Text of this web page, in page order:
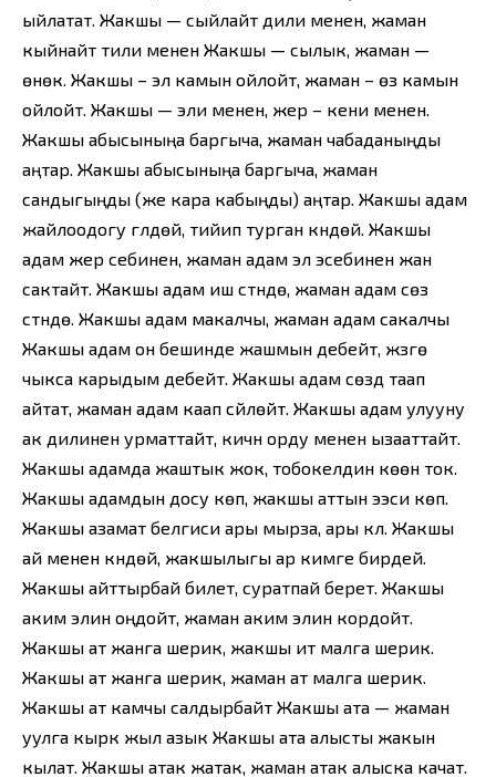
ыйлатат. Жакшы — сыйлайт дили менен, жаман
кыйнайт тили менен Жакшы — сылык, жаман —
өнөк. Жакшы – эл камын ойлойт, жаман – өз камын
ойлойт. Жакшы — эли менен, жер – кени менен.
Жакшы абысыныңа баргыча, жаман чабаданыңды
аңтар. Жакшы абысыныңа баргыча, жаман
сандыгыңды (же кара кабыңды) аңтар. Жакшы адам
жайлоодогу гүлдөй, тийип турган күндөй. Жакшы
адам жер себинен, жаман адам эл эсебинен жан
сактайт. Жакшы адам иш үстүндө, жаман адам сөз
үстүндө. Жакшы адам макалчы, жаман адам сакалчы
Жакшы адам он бешинде жашмын дебейт, жүзгө
чыкса карыдым дебейт. Жакшы адам сөздү таап
айтат, жаман адам каап сүйлөйт. Жакшы адам улууну
ак дилинен урматтайт, кичүүнү орду менен ызааттайт.
Жакшы адамда жаштык жок, тобокелдин көөнү ток.
Жакшы адамдын досу көп, жакшы аттын ээси көп.
Жакшы азамат белгиси ары мырза, ары күл. Жакшы
ай менен күндөй, жакшылыгы ар кимге бирдей.
Жакшы айттырбай билет, суратпай берет. Жакшы
аким элин оңдойт, жаман аким элин кордойт.
Жакшы ат жанга шерик, жакшы ит малга шерик.
Жакшы ат жанга шерик, жаман ат малга шерик.
Жакшы ат камчы салдырбайт Жакшы ата — жаман
уулга кырк жыл азык Жакшы ата алысты жакын
кылат. Жакшы атак жатак, жаман атак алыска качат.